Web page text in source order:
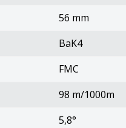
56 mm
BaK4
FMC
98 m/1000m
5,8°